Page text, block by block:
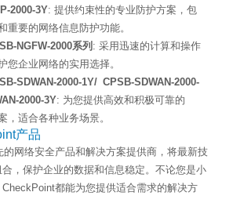
2000-3Y: 提供约束性的专业防护方案，包
重要的网络信息防护功能。
NGFW-2000系列 : 采用迅速的计算和操作
您企业网络的实用选择。
SDWAN-2000-1Y/ CPSB-SDWAN-2000-
2000-3Y: 为您提供高效和积极可靠的
，适合各种业务场景。
产品
网络安全产品和解决方案提供商，将最新技
，保护企业的数据和信息稳定。不论您是小
都能为您提供适合需求的解决方